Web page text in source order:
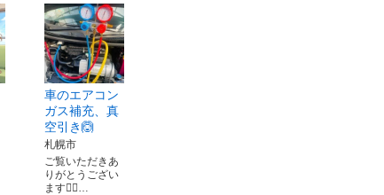
車のエアコン
ガス補充、真
空引き🙆
札幌市
ご覧いただきあ
りがとうござい
ます🙇‍♂️…